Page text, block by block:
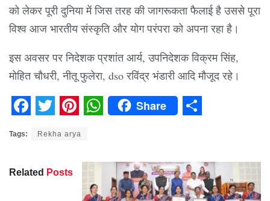
को लेकर पूरी दुनिया में जिस तरह की जागरूकता फैलाई है उससे पूरा
विश्व आज भारतीय संस्कृति और योग परंपरा को अपना रहा है।
इस अवसर पर निदेशक प्रशांत आर्य, उपनिदेशक विक्रम सिंह,
मोहित चौधरी, नीतू फुलेरा, dso रविंद्र भंडारी आदि मौजूद रहे।
Share
Tags: Rekha arya
Related Posts